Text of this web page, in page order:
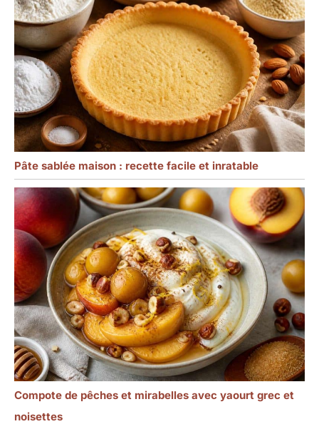
Pâte sablée maison : recette facile et inratable
Compote de pêches et mirabelles avec yaourt grec et
noisettes